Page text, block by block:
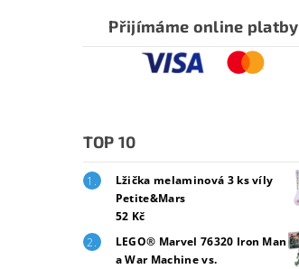
Přijímáme online platby
TOP 10
Lžička melaminová 3 ks víly
Petite&Mars
52 Kč
LEGO® Marvel 76320 Iron Man
a War Machine vs.